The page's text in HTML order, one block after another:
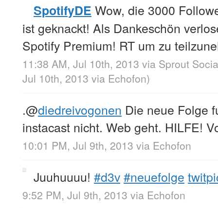
SpotifyDE Wow, die 3000
ist geknackt! Als Dankeschön
Spotify Premium! RT um zu
11:38 AM, Jul 10th, 2013 via Sprout
Jul 10th, 2013 via Echofon)
.@diedreivogonen Die neue Folge
instacast nicht. Web geht. HILFE!
10:01 PM, Jul 9th, 2013 via Echofon
Juuhuuuu! #d3v#neuefolge
9:52 PM, Jul 9th, 2013 via Echofon